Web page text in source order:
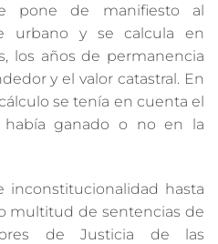
pone de manifiesto al
urbano y se calcula en
los años de permanencia
y el valor catastral. En
se tenía en cuenta el
ganado o no en la
inconstitucionalidad hasta
multitud de sentencias de
de Justicia de las